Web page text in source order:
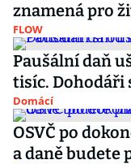
znamená pro
FLOW
Paušální daň
tisíc. Dohodáři
Domácí
OSVČ po
a daně budete